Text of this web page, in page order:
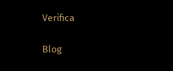
Verifica
Blog